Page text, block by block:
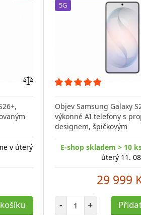
porovnání
v úterý
5G
Objev Samsung Galaxy
výkonné AI telefony s
designem, špičkovým
E-shop skladem > 10
úterý 11.
29 999
- Počet položek
+